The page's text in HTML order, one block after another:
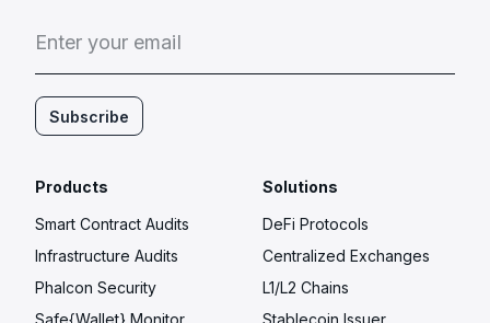
Enter your email
Subscribe
Products
Smart Contract Audits
Infrastructure Audits
Phalcon Security
Safe{Wallet} Monitor
Solutions
DeFi Protocols
Centralized Exchanges
L1/L2 Chains
Stablecoin Issuer